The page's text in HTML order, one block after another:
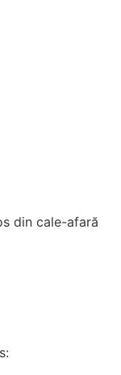
din cale-afară